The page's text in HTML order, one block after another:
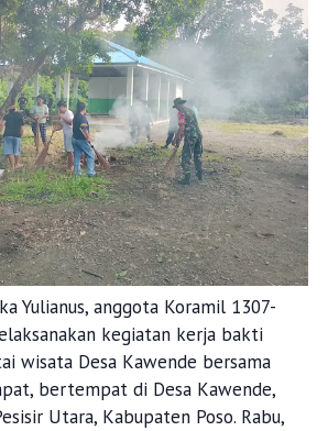
Yulianus, anggota Koramil 1307-
kegiatan kerja bakti
wisata Desa Kawende bersama
bertempat di Desa Kawende,
Utara, Kabupaten Poso. Rabu,